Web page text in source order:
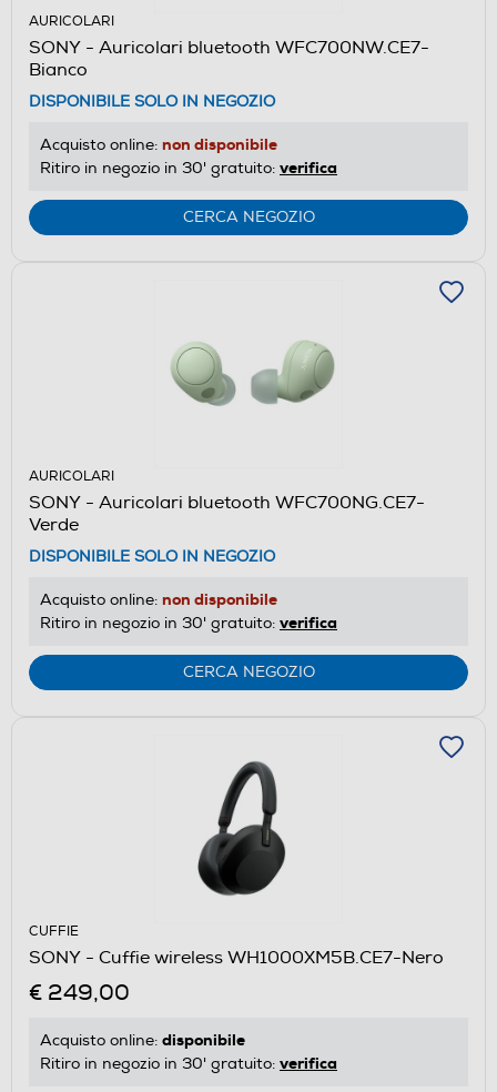
AURICOLARI
SONY - Auricolari bluetooth WFC700NW.CE7-
Bianco
DISPONIBILE SOLO IN NEGOZIO
Acquisto online: non disponibile
Ritiro in negozio in 30' gratuito: verifica
CERCA NEGOZIO
AURICOLARI
SONY - Auricolari bluetooth WFC700NG.CE7-
Verde
DISPONIBILE SOLO IN NEGOZIO
Acquisto online: non disponibile
Ritiro in negozio in 30' gratuito: verifica
CERCA NEGOZIO
CUFFIE
SONY - Cuffie wireless WH1000XM5B.CE7-Nero
€ 249,00
Acquisto online: disponibile
Ritiro in negozio in 30' gratuito: verifica